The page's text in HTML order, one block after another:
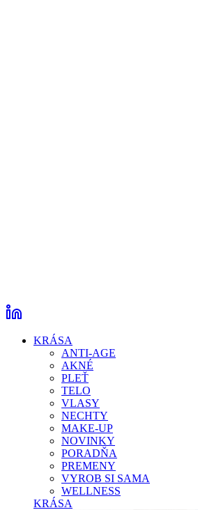
KRÁSA
ANTI-AGE
AKNÉ
PLEŤ
TELO
VLASY
NECHTY
MAKE-UP
NOVINKY
PORADŇA
PREMENY
VYROB SI SAMA
WELLNESS
KRÁSA